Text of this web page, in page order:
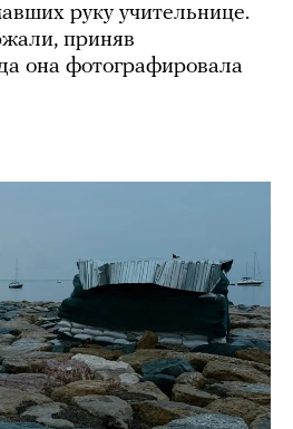
руку учительнице.
приняв
она фотографировала